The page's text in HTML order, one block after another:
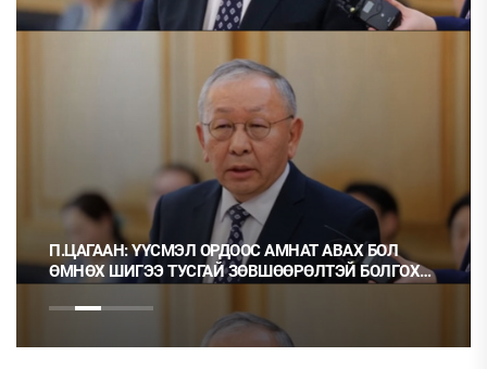
П.ЦАГААН: ҮҮСМЭЛ ОРДООС АМНАТ АВАХ БОЛ
ӨМНӨХ ШИГЭЭ ТУСГАЙ ЗӨВШӨӨРӨЛТЭЙ БОЛГОХ